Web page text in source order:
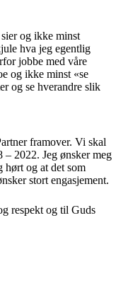
og ikke minst
hva jeg egentlig
jobbe med våre
og ikke minst «se
og se hverandre slik
framover. Vi skal
– 2022. Jeg ønsker meg
hørt og at det som
stort engasjement.
respekt og til Guds